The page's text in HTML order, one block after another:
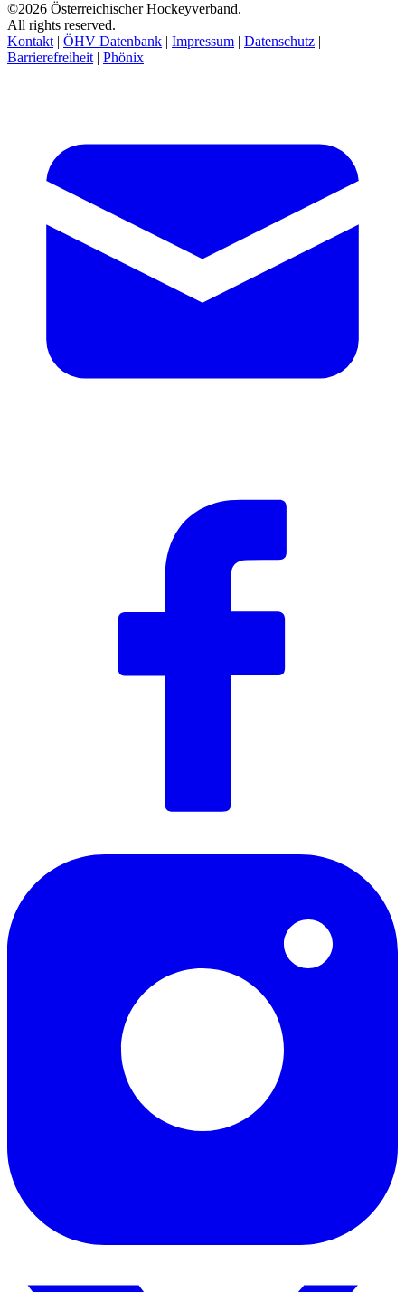
©2026 Österreichischer Hockeyverband.
All rights reserved.
Kontakt| ÖHV Datenbank | Impressum | Datenschutz |
Barrierefreiheit| Phönix